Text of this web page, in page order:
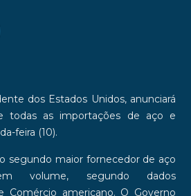
dos Estados Unidos, anunciará
todas as importações de aço e
feira (10).
segundo maior fornecedor de aço
volume, segundo dados
Comércio americano. O Governo